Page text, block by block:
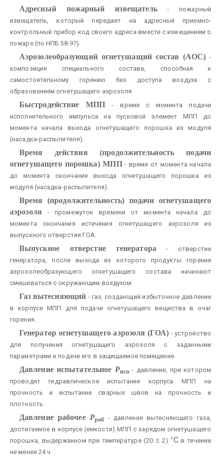
Адресный пожарный извещатель - пожарный
извещатель, который передает на адресный приемно-
контрольный прибор код своего адреса вместе с извещением о
пожаре (по НПБ 58-97).
Аэрозолеобразующий огнетушащий состав (АОС)-
композиция специального состава, способная к
самостоятельному горению без доступа воздуха с
образованием огнетушащего аэрозоля.
Быстродействие МПП - время с момента подачи
исполнительного импульса на пусковой элемент МПП до
момента начала выхода огнетушащего порошка из модуля
(насадка-распылителя).
Время действия (продолжительность подачи
огнетушащего порошка) МПП- время от момента начала
до момента окончания выхода огнетушащего порошка из
модуля (насадка-распылителя).
Время (продолжительность) подачи огнетушащего
аэрозоля - промежуток времени от момента начала до
момента окончания истечения огнетушащего аэрозоля из
выпускного отверстия ГОА.
Выпускное отверстие генератора - отверстие
генератора, после выхода из которого продукты горения
аэрозолеобразующего огнетушащего состава начинают
смешиваться с окружающим воздухом.
Газ вытесняющий - газ, создающий избыточное давление
в корпусе МПП для подачи огнетушащего вещества в очаг
горения.
Генератор огнетушащего аэрозоля (ГОА) - устройство
для получения огнетушащего аэрозоля с заданными
параметрами и подачи его в защищаемое помещение.
Давление испытательное Рисп- давление, при котором
проводят гидравлическое испытание корпуса МПП на
прочность и испытание сварных швов на прочность и
плотность.
Давление рабочее Рраб - давление вытесняющего газа,
достигаемое в корпусе (емкости) МПП с зарядом огнетушащего
порошка, выдержанном при температуре (20 ± 2) °Cв течение
не менее 24 ч.